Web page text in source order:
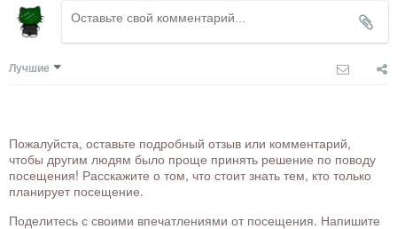
Лучшие
Пожалуйста, оставьте подробный отзыв или комментарий,
чтобы другим людям было проще принять решение по поводу
посещения! Расскажите о том, что стоит знать тем, кто только
планирует посещение.
Поделитесь с своими впечатлениями от посещения. Напишите